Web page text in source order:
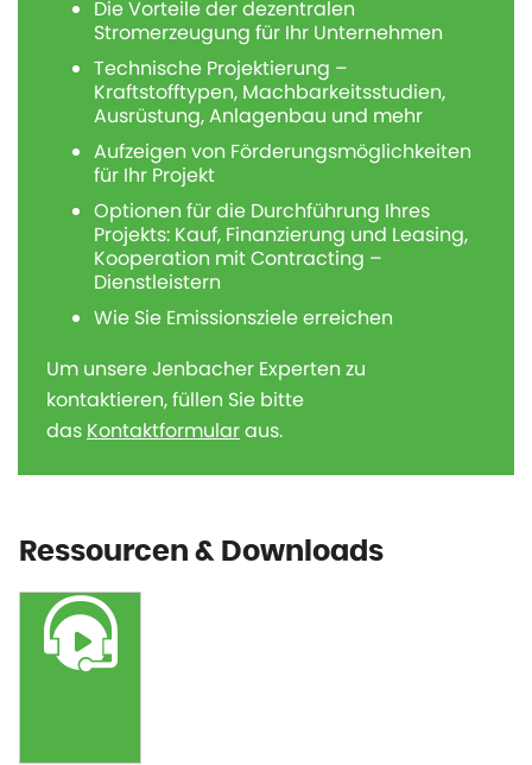
Die Vorteile der dezentralen
Stromerzeugung für Ihr Unternehmen
Technische Projektierung –
Kraftstofftypen, Machbarkeitsstudien,
Ausrüstung, Anlagenbau und mehr
Aufzeigen von Förderungsmöglichkeiten
für Ihr Projekt
Optionen für die Durchführung Ihres
Projekts: Kauf, Finanzierung und Leasing,
Kooperation mit Contracting –
Dienstleistern
Wie Sie Emissionsziele erreichen
Um unsere Jenbacher Experten zu
kontaktieren, füllen Sie bitte
das Kontaktformularaus.
Ressourcen & Downloads